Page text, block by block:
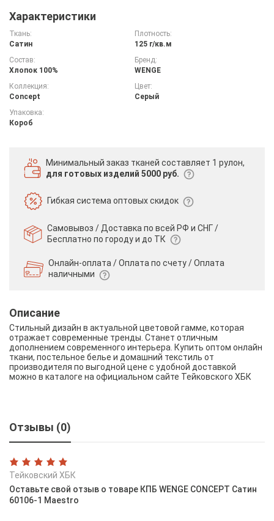
Характеристики
Ткань:
Сатин
Плотность:
125 г/кв.м
Состав:
Хлопок 100%
Бренд:
WENGE
Коллекция:
Concept
Цвет:
Серый
Упаковка:
Короб
Минимальный заказ тканей составляет 1 рулон,
для готовых изделий 5000 руб.
Гибкая системаоптовых скидок
Самовывоз / Доставка по всей РФ и СНГ /
Бесплатно по городу и до ТК
Онлайн-оплата / Оплата по счету /Оплата
наличными
Описание
Стильный дизайн в актуальной цветовой гамме, которая
отражает современные тренды. Станет отличным
дополнением современного интерьера. Купить оптом онлайн
ткани, постельное белье и домашний текстиль от
производителя по выгодной цене с удобной доставкой
можно в каталоге на официальном сайте Тейковского ХБК
Отзывы (0)
Тейковский ХБК
Оставьте свой отзыв о товаре КПБ WENGE CONCEPT Сатин
60106-1 Maestro